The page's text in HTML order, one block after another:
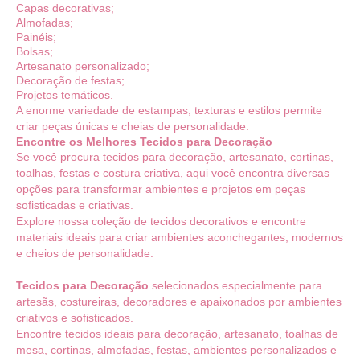
Capas decorativas;
Almofadas;
Painéis;
Bolsas;
Artesanato personalizado;
Decoração de festas;
Projetos temáticos.
A enorme variedade de estampas, texturas e estilos permite
criar peças únicas e cheias de personalidade.
Encontre os Melhores Tecidos para Decoração
Se você procura tecidos para decoração, artesanato, cortinas,
toalhas, festas e costura criativa, aqui você encontra diversas
opções para transformar ambientes e projetos em peças
sofisticadas e criativas.
Explore nossa coleção de tecidos decorativos e encontre
materiais ideais para criar ambientes aconchegantes, modernos
e cheios de personalidade.
Tecidos para Decoração selecionados especialmente para
artesãs, costureiras, decoradores e apaixonados por ambientes
criativos e sofisticados.
Encontre tecidos ideais para decoração, artesanato, toalhas de
mesa, cortinas, almofadas, festas, ambientes personalizados e